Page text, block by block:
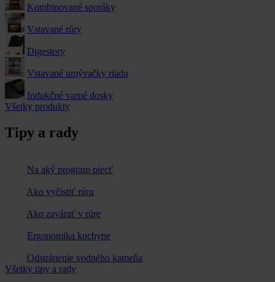
Kombinované sporáky
Vstavané rúry
Digestory
Vstavané umývačky riadu
Indukčné varné dosky
Všetky produkty
Tipy a rady
Na aký program piecť
Ako vyčistiť rúru
Ako zavárať v rúre
Ergonomika kuchyne
Odstránenie vodného kameňa
Všetky tipy a rady